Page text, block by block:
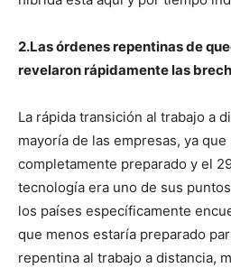
2.Las órdenes repentinas de
revelaron rápidamente las
La rápida transición al trabajo a
mayoría de las empresas, ya
completamente preparado y el
tecnología era uno de sus
los países específicamente
que menos estaría preparado
repentina al trabajo a distancia,